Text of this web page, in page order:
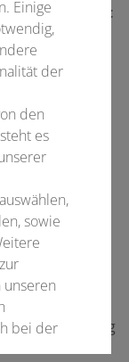
der
und
Blick für
schärfen.
nur dann
Die
stati­onärer
und
für den
setzt
Vernetzung
Einige
der
den
es
sowie
unseren
bei der